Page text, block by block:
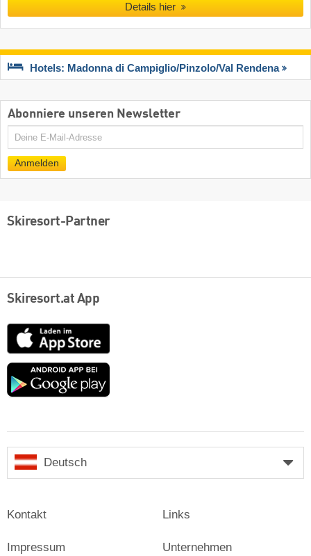
Details hier
Hotels: Madonna di Campiglio/​Pinzolo/​Val Rendena
Abonniere unseren Newsletter
E-
Anmelden
Skiresort-Partner
Skiresort.at App
App
Store
Google
Deutsch
Kontakt
Impressum
Links
Unternehmen